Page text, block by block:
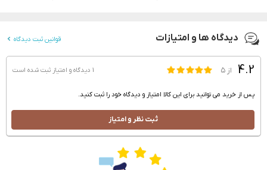
دیدگاه ها و امتیازات قوانین ثبت دیدگاه
4.2 از ۵ 1 دیدگاه و امتیاز ثبت شده است
پس از خرید می توانید برای این کالا امتیاز و دیدگاه خود را ثبت کنید.
ثبت نظر و امتیاز